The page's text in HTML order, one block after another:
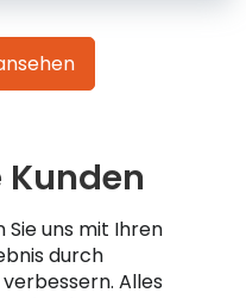
Sie uns mit Ihren
durch
Alles
..." Tolles Team,